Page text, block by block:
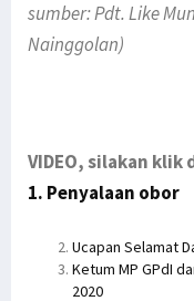
sumber: Pdt. Like
Nainggolan)
VIDEO, silakan klik
1. Penyalaan obor
Ucapan Selamat
Ketum MP GPdI
2020